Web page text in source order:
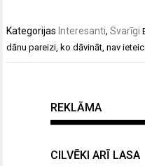
Kategorijas Interesanti,Svarīgi
dānu pareizi, ko dāvināt,nav
REKLĀMA
CILVĒKI ARĪ LASA